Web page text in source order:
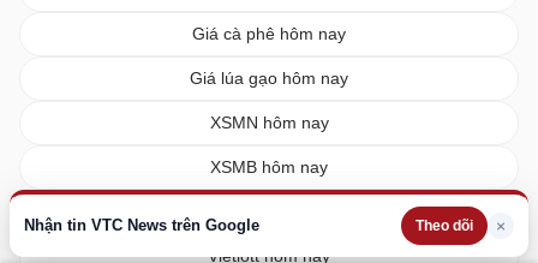
Nhận tin VTC News trên Google Theo dõi ×
Giá cà phê hôm nay
Giá lúa gạo hôm nay
XSMN hôm nay
XSMB hôm nay
Vietlott hôm nay